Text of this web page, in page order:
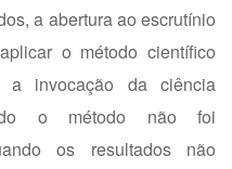
a abertura ao escrutínio
o método científico
a invocação da ciência
o método não foi
os resultados não